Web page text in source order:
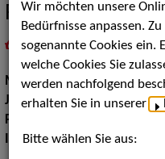
Rainer Theobald
inMeine Merklistelegen
Musik:Instrumental
Jazz:Standards und Swing
Pop Rock Tanzmusik:
Instrument:Saxofon,
Wir möchten unsere
Bedürfnisse anpassen.
sogenannte Cookies ein.
welche Cookies Sie
werden nachfolgend
erhalten Sie in unserer
Bitte wählen Sie aus: